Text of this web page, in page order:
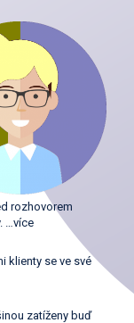
rozhovorem
…více
klienty se ve své
zatíženy buď